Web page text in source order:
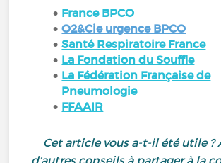
France BPCO
O2&Cie urgence BPCO
Santé Respiratoire France
La Fondation du Souffle
La Fédération Française de
Pneumologie
FFAAIR
Cet article vous a-t-il été utile ?
d’autres conseils à partager à la